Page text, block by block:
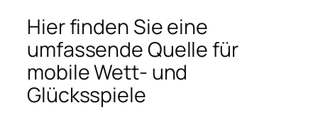
Hier finden Sie eine
umfassende Quelle für
mobile Wett- und
Glücksspiele